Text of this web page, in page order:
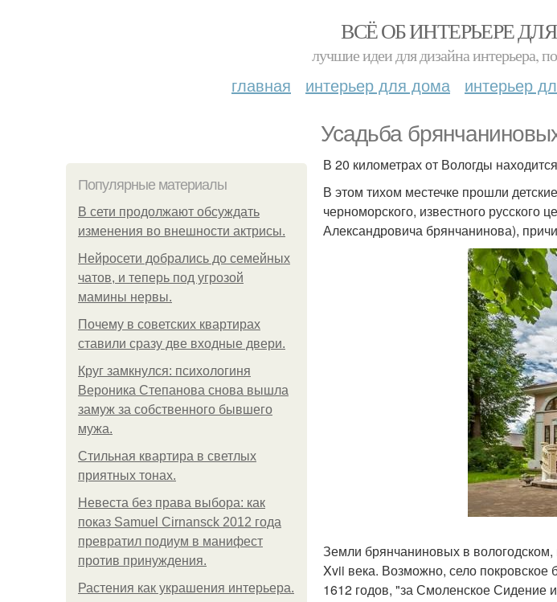
ВСЁ ОБ ИНТЕРЬЕРЕ
лучшие идеи для дизайна интерьера,
главная интерьер для дома интерьер
Усадьба
Популярные материалы
В сети продолжают обсуждать
изменения во внешности актрисы.
Нейросети добрались до семейных
чатов, и теперь под угрозой
мамины нервы.
Почему в советских квартирах
ставили сразу две входные двери.
Круг замкнулся: психологиня
Вероника Степанова снова вышла
замуж за собственного бывшего
мужа.
Стильная квартира в светлых
приятных тонах.
Невеста без права выбора: как
показ Samuel Cirnansck 2012 года
превратил подиум в манифест
против принуждения.
Растения как украшения интерьера.
В 20 километрах от Вологды
В этом тихом местечке прошли
черноморского, известного русского
Александровича брянчанинова),
Земли брянчаниновых в
Xvii века. Возможно, село
1612 годов, "за Смоленское Сидение